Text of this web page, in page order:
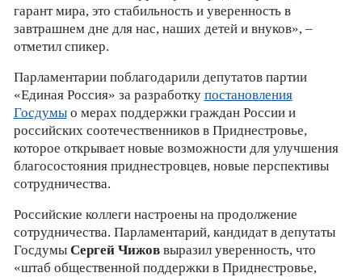
гарант мира, это стабильность и уверенность в
завтрашнем дне для нас, наших детей и внуков», –
отметил спикер.
Парламентарии поблагодарили депутатов партии
«Единая Россия» за разработку постановления
Госдумыо мерах поддержки граждан России и
российских соотечественников в Приднестровье,
которое открывает новые возможности для улучшения
благосостояния приднестровцев, новые перспективы
сотрудничества.
Российские коллеги настроены на продолжение
сотрудничества. Парламентарий, кандидат в депутаты
Госдумы Сергей Чижоввыразил уверенность, что
«штаб общественной поддержки в Приднестровье,